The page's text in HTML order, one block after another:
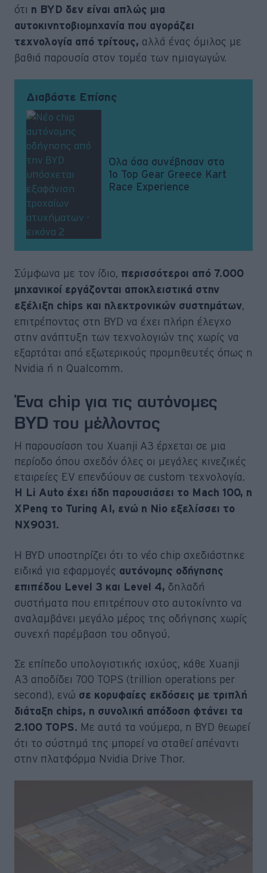
ότι η BYD δεν είναι απλώς μια
αυτοκινητοβιομηχανία που αγοράζει
τεχνολογία από τρίτους, αλλά ένας όμιλος με
βαθιά παρουσία στον τομέα των ημιαγωγών.
Διαβάστε Επίσης
Όλα όσα συνέβησαν στο
1ο Top Gear Greece Kart
Race Experience
Σύμφωνα με τον ίδιο, περισσότεροι από 7.000
μηχανικοί εργάζονται αποκλειστικά στην
εξέλιξη chips και ηλεκτρονικών συστημάτων
επιτρέποντας στη BYD να έχει πλήρη έλεγχο
στην ανάπτυξη των τεχνολογιών της χωρίς να
εξαρτάται από εξωτερικούς προμηθευτές όπως η
Nvidia ή η Qualcomm.
Ένα chip για τις αυτόνομες
BYD του μέλλοντος
Η παρουσίαση του Xuanji A3 έρχεται σε μια
περίοδο όπου σχεδόν όλες οι μεγάλες κινεζικές
εταιρείες EV επενδύουν σε custom τεχνολογία.
Η Li Auto έχει ήδη παρουσιάσει το Mach 100, η
XPeng το Turing AI, ενώ η Nio εξελίσσει το
NX9031.
Η BYD υποστηρίζει ότι το νέο chip σχεδιάστηκε
ειδικά για εφαρμογές αυτόνομης οδήγησης
επιπέδου Level 3 και Level 4, δηλαδή
συστήματα που επιτρέπουν στο αυτοκίνητο να
αναλαμβάνει μεγάλο μέρος της οδήγησης χωρίς
συνεχή παρέμβαση του οδηγού.
Σε επίπεδο υπολογιστικής ισχύος, κάθε Xuanji
A3 αποδίδει 700 TOPS (trillion operations per
second), ενώ σε κορυφαίες εκδόσεις με τριπλή
διάταξη chips, η συνολική απόδοση φτάνει τα
2.100 TOPS. Με αυτά τα νούμερα, η BYD θεωρεί
ότι το σύστημά της μπορεί να σταθεί απέναντι
στην πλατφόρμα Nvidia Drive Thor.